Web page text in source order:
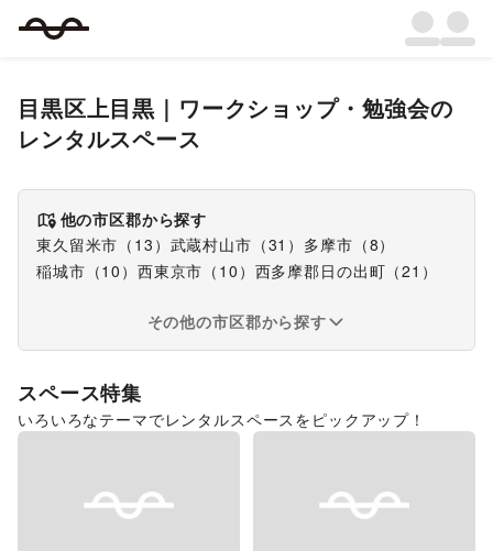
目黒区上目黒 ｜ ワークショップ・勉強会の
レンタルスペース
他の市区郡から探す
東久留米市 （ 13 ） 武蔵村山市 （31 ） 多摩市 （8）
稲城市 （10 ） 西東京市 （ 10 ） 西多摩郡日の出町 （21 ）
その他の市区郡から探す
スペース特集
いろいろなテーマでレンタルスペースをピックアップ！